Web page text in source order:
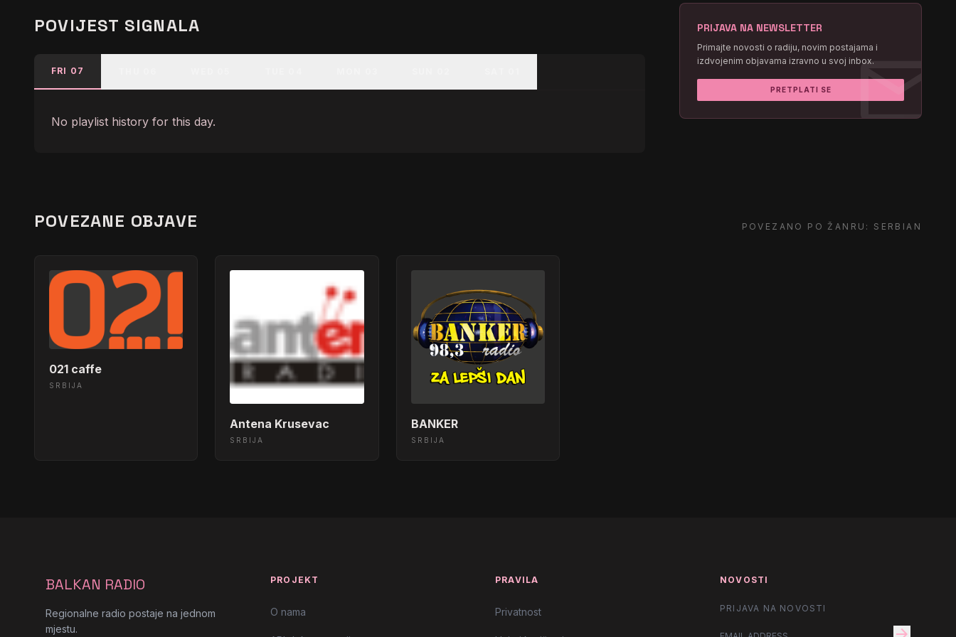
POVIJEST SIGNALA
FRI 07
No playlist history for this day. mail
PRIJAVA NA NEWSLETTER
Primajte novosti o radiju, novim postajama i
izdvojenim objavama izravno u svoj inbox.
PRETPLATI SE
POVEZANE OBJAVE POVEZANO PO ŽANRU: SERBIAN
021 caffe
SRBIJA
Antena Krusevac
SRBIJA
BANKER
SRBIJA
BALKAN RADIO
Regionalne radio postaje na jednom
mjestu.
PROJEKT
O nama
PRAVILA
Privatnost
NOVOSTI
PRIJAVA NA NOVOSTI